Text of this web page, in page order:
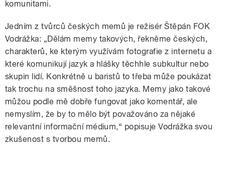
komunitami.
Jedním z tvůrců českých memů je režisér Štěpán FOK
Vodrážka: „Dělám memy takových, řekněme českých,
charakterů, ke kterým využívám fotografie z internetu a
které komunikují jazyk a hlášky těchhle subkultur nebo
skupin lidí. Konkrétně u baristů to třeba může poukázat
tak trochu na směšnost toho jazyka. Memy jako takové
můžou podle mě dobře fungovat jako komentář, ale
nemyslím, že by to mělo být považováno za nějaké
relevantní informační médium,“ popisuje Vodrážka svou
zkušenost s tvorbou memů.